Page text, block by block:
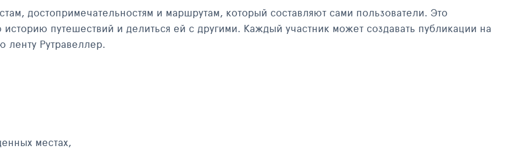
достопримечательностям и маршрутам, который составляют сами пользователи. Это
путешествий и делиться ей с другими. Каждый участник может создавать публикации на
ленту Рутравеллер.
местах,